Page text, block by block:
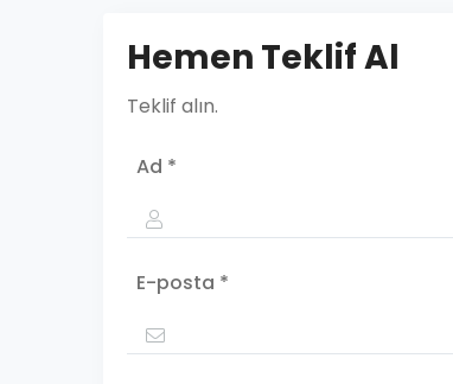
Hemen Teklif Al
Teklif alın.
Ad *
E-posta *